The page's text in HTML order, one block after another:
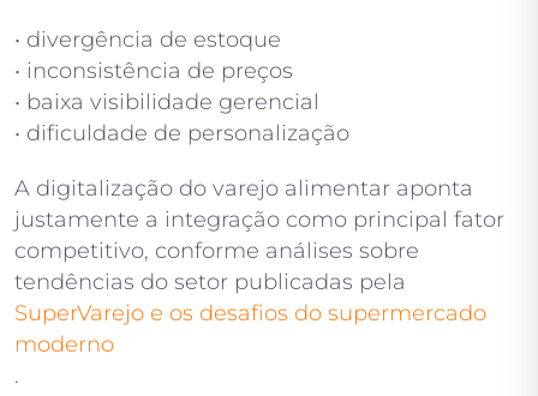
• divergência de estoque
• inconsistência de preços
• baixa visibilidade gerencial
• dificuldade de personalização
A digitalização do varejo alimentar aponta
justamente a integração como principal fator
competitivo, conforme análises sobre
tendências do setor publicadas pela
SuperVarejo e os desafios do supermercado
moderno
.